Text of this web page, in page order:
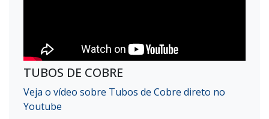
TUBOS DE COBRE
Veja o vídeo sobre Tubos de Cobre direto no
Youtube